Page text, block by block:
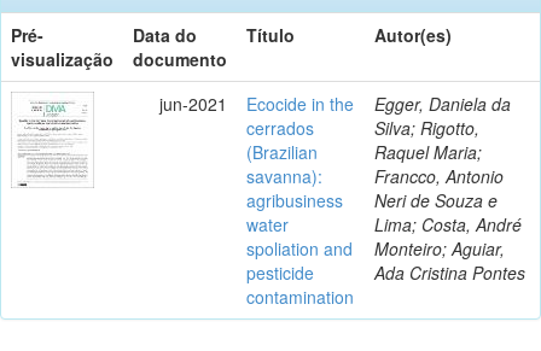
Pré-
visualização
Data do
documento
Título Autor(es)
jun-2021
Ecocide in the
cerrados
(Brazilian
savanna):
agribusiness
water
spoliation and
pesticide
contamination
Egger, Daniela da
Silva; Rigotto,
Raquel Maria;
Francco, Antonio
Neri de Souza e
Lima; Costa, André
Monteiro; Aguiar,
Ada Cristina Pontes